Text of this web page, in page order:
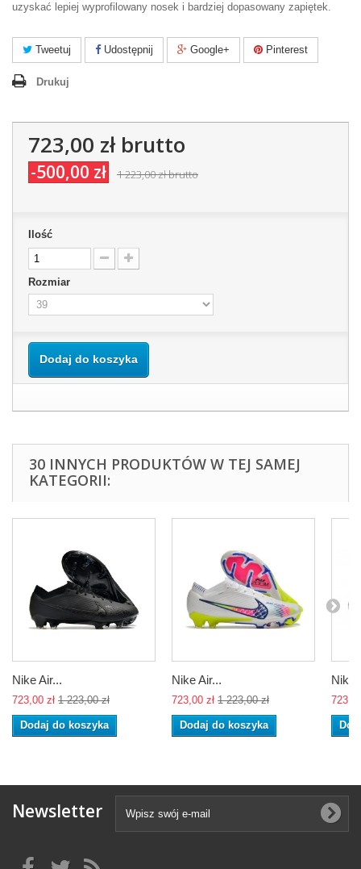
uzyskać lepiej wyprofilowany nosek i bardziej dopasowany zapiętek.
Tweetuj Udostępnij Google+ Pinterest
Drukuj
723,00 złbrutto
-500,00 zł 1 223,00 złbrutto
Ilość
Rozmiar
Dodaj do koszyka
30 INNYCH PRODUKTÓW W TEJ SAMEJ
KATEGORII:
Nike Air...
723,00 zł 1 223,00 zł
Dodaj do koszyka
Nike Air...
723,00 zł 1 223,00 zł
Dodaj do koszyka
Nike
Newsletter